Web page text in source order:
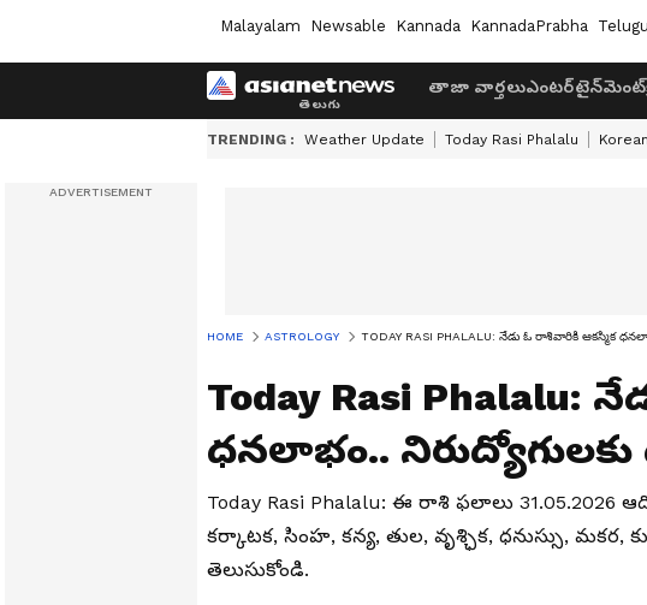
Malayalam Newsable Kannada KannadaPrabha Telugu
తాజా వార్తలుఎంటర్‌టైన్‌మెంట్
TRENDING : Weather Update Today Rasi Phalalu
HOME ASTROLOGY TODAY RASI PHALALU: నేడు ఓ రాశివారికి ఆకస్మిక
Today Rasi Phalalu:
ధనలాభం..
Today Rasi Phalalu: ఈ రాశి ఫలాలు
కర్కాటక, సింహ, కన్య, తుల, వృశ్ఛిక, ధనుస్సు,
తెలుసుకోండి.